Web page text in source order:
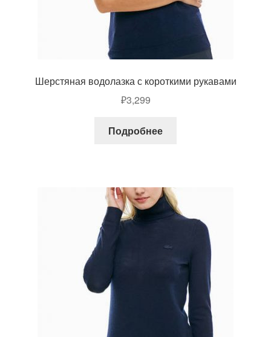
Шерстяная водолазка с короткими рукавами
₽3,299
Подробнее